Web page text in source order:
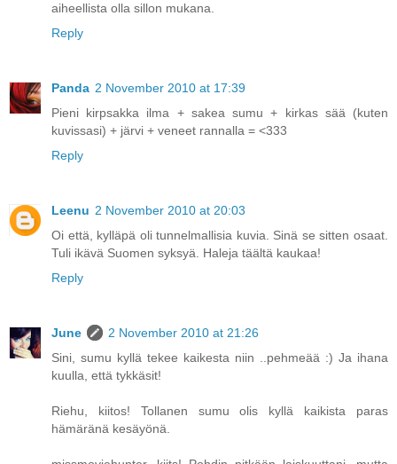
aiheellista olla sillon mukana.
Reply
Panda 2 November 2010 at 17:39
Pieni kirpsakka ilma + sakea sumu + kirkas sää (kuten
kuvissasi) + järvi + veneet rannalla = <333
Reply
Leenu 2 November 2010 at 20:03
Oi että, kylläpä oli tunnelmallisia kuvia. Sinä se sitten osaat.
Tuli ikävä Suomen syksyä. Haleja täältä kaukaa!
Reply
June
2 November 2010 at 21:26
Sini, sumu kyllä tekee kaikesta niin ..pehmeää :) Ja ihana
kuulla, että tykkäsit!
Riehu, kiitos! Tollanen sumu olis kyllä kaikista paras
hämäränä kesäyönä.